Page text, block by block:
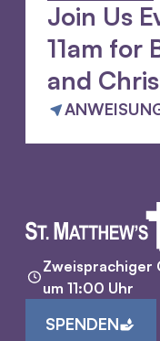
Join Us
11am for
and
um 11:00 Uhr
SPENDEN